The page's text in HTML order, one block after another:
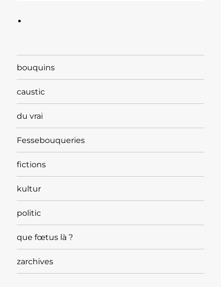
bouquins
caustic
du vrai
Fessebouqueries
fictions
kultur
politic
que fœtus là ?
zarchives